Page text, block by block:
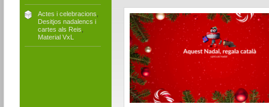
Actes i celebracions
Desitjos nadalencs i
cartes als Reis
Material VxL